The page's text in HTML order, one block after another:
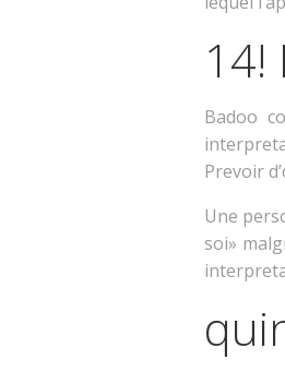
14!
Badoo
Prevoir
Une
soi»